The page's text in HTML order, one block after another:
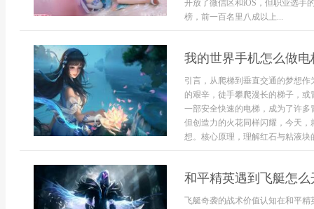
开放了微信区和iOS，但职业选手
榜，前一百名里八成以上...
我的世界手机怎么做
引言，从爬梯到垂直交通的梦想
的艰辛，徒手攀爬漫长的梯子，
一部安全快速的电梯，成为了许
但创造力的火花同样闪耀，今天
想。核心原理，理解红石与粘液块
和平精英遇到飞艇怎
飞艇奇袭的战术价值认知在和平